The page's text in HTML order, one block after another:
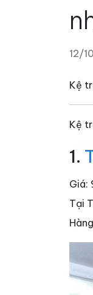
12/
Kệ
Kệ
1.
Giá:
Tại